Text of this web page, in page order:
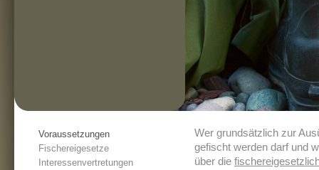
Wer grundsätzlich zur
gefischt werden darf und
über die
Voraussetzungen
Fischereigesetze
Interessenvertretungen